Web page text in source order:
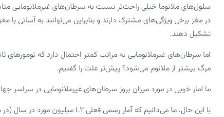
سلول‌های ملانوما خیلی راحت‌تر نسبت به سرطان‌های غیرملانومایی
در مغز برخی ویژگی‌های مشترک دارند و بنابراین می‌توانند به آسانی با
تشکیل دهند.
اما سرطان‌های غیرملانومایی به مراتب کمتر احتمال دارد که
مرگ بیشتر از ملانوم می‌شود؟ پیش‌تر علت را گفنیم.
ما امار خوبی در مورد میزان بروز سرطان‌های غیرملانومایی در سراسر